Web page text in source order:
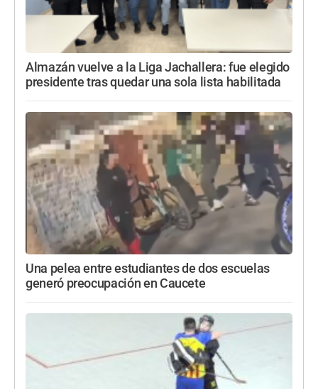
Almazán vuelve a la Liga Jachallera: fue elegido
presidente tras quedar una sola lista habilitada
Una pelea entre estudiantes de dos escuelas
generó preocupación en Caucete